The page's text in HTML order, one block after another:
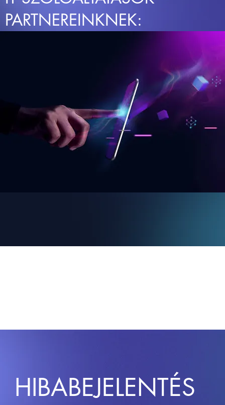
PARTNEREINKNEK:
HIBABEJELENTÉS